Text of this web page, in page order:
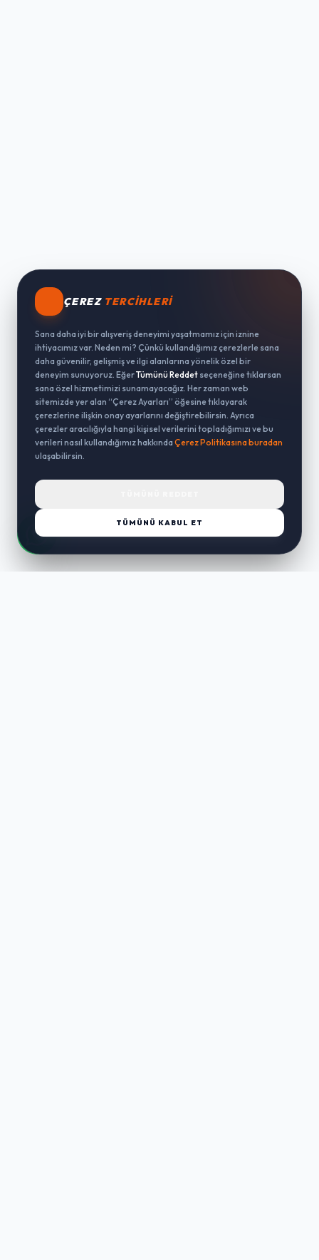
ÇEREZ TERCIHLERI
Sana daha iyi bir alışveriş deneyimi yaşatmamız için iznine
ihtiyacımız var. Neden mi? Çünkü kullandığımız çerezlerle sana
daha güvenilir, gelişmiş ve ilgi alanlarına yönelik özel bir
deneyim sunuyoruz. EğerTümünü Reddet seçeneğine tıklarsan
sana özel hizmetimizi sunamayacağız. Her zaman web
sitemizde yer alan “Çerez Ayarları” öğesine tıklayarak
çerezlerine ilişkin onay ayarlarını değiştirebilirsin. Ayrıca
çerezler aracılığıyla hangi kişisel verilerini topladığımızı ve bu
verileri nasıl kullandığımız hakkında Çerez Politikasına buradan
ulaşabilirsin.
TÜMÜNÜ KABUL ET